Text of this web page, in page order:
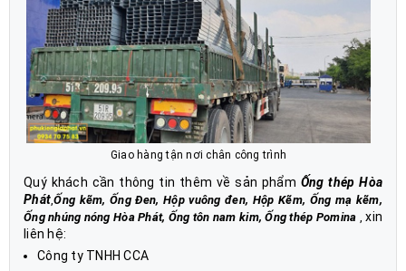
Giao hàng tận nơi chân công trình
Quý khách cần thông tin thêm về sản phẩm Ống thép Hòa
Phát,Ống kẽm, Ống Đen, Hộp vuông đen, Hộp Kẽm, Ống mạ kẽm,
Ống nhúng nóng Hòa Phát, Ống tôn nam kim, Ống thép Pomina , xin
liên hệ:
Công ty TNHH CCA